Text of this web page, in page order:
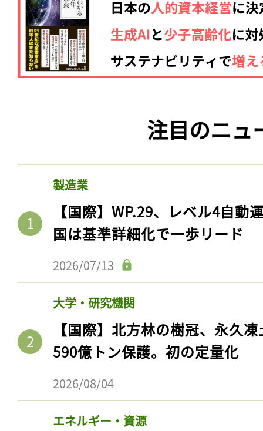
注目のニュ
製造業
【国際】WP.29、レベル4自動
国は基準詳細化で一歩リード
2026/07/13
大学・研究機関
【国際】北方林の樹冠、永久
590億トン保護。初の定量化
2026/08/04
エネルギー・資源